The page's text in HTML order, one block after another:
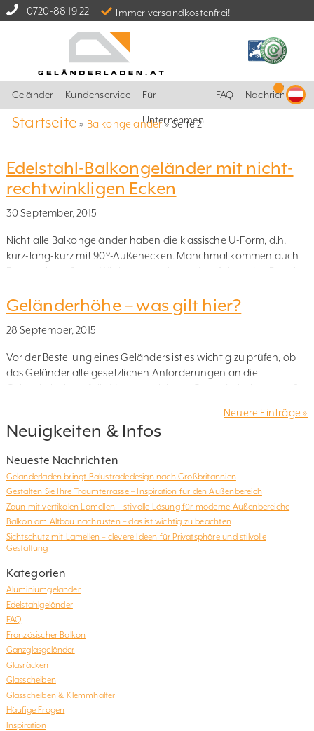
0720-88 19 22 Immer versandkostenfrei!
Geländer Kundenservice Für
Unternehmen
FAQ Nachrichten
Startseite » Balkongeländer»Seite 2
Edelstahl-Balkongeländer mit nicht-
rechtwinkligen Ecken
30 September, 2015
Nicht alle Balkongeländer haben die klassische U-Form, d.h.
kurz-lang-kurz mit 90°-Außenecken. Manchmal kommen auch
Form aufweist. Bei diesem konkreten Beispiel handelt es sich um
ein Edelstahl- Balkongeländer mit nicht-rechtwinkligen Ecken.
Die erste Seite rechts geht in eine […]
Geländerhöhe – was gilt hier?
28 September, 2015
Vor der Bestellung eines Geländers ist es wichtig zu prüfen, ob
das Geländer alle gesetzlichen Anforderungen an die
ästhetischen Aspekten auch Sicherheitsaspekte. Bei einer
Fallhöhe von 1 bis 12 Metern ist eine Höhe des Geländers von
Neuere Einträge »
Neuigkeiten & Infos
Neueste Nachrichten
Geländerladen bringt Balustradedesign nach Großbritannien
Gestalten Sie Ihre Traumterrasse – Inspiration für den Außenbereich
Zaun mit vertikalen Lamellen – stilvolle Lösung für moderne Außenbereiche
Balkon am Altbau nachrüsten – das ist wichtig zu beachten
Sichtschutz mit Lamellen – clevere Ideen für Privatsphäre und stilvolle
Gestaltung
Kategorien
Aluminiumgeländer
Edelstahlgeländer
FAQ
Französischer Balkon
Ganzglasgeländer
Glasräcken
Glasscheiben
Glasscheiben & Klemmhalter
Häufige Fragen
Inspiration